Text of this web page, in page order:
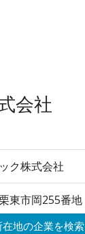
会社
ク株式会社
東市岡255番地
在地の企業を検索